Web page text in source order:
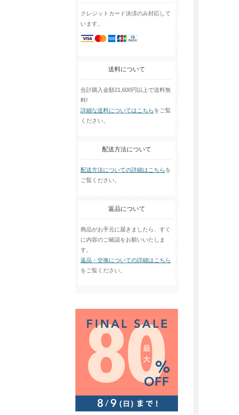
クレジットカード決済のみ対応して
います。
送料について
合計購入金額21,600円以上で送料無
料!
詳細な送料についてはこちらをご覧
ください。
配送方法について
配送方法についての詳細はこちらを
ご覧ください。
返品について
商品がお手元に届きましたら、すぐ
に内容のご確認をお願いいたしま
す。
返品・交換についての詳細はこちら
をご覧ください。